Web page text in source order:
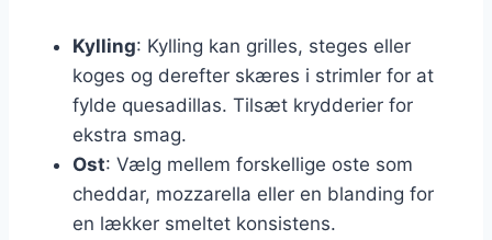
Kylling: Kylling kan grilles, steges eller
koges og derefter skæres i strimler for at
fylde quesadillas. Tilsæt krydderier for
ekstra smag.
Ost: Vælg mellem forskellige oste som
cheddar, mozzarella eller en blanding for
en lækker smeltet konsistens.